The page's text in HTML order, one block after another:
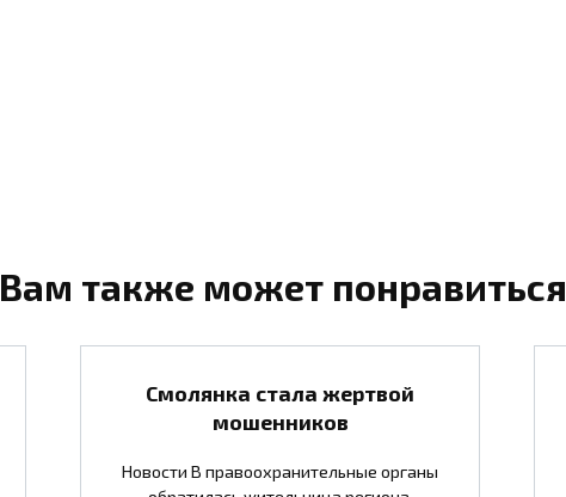
Вам также может понравиться
Смолянка стала жертвой
мошенников
Новости В правоохранительные органы